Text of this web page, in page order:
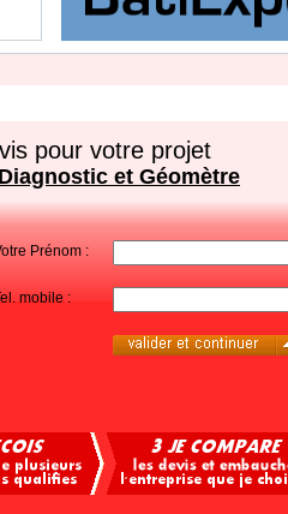
pour votre projet
Diagnostic et Géomètre
Prénom :
mobile :